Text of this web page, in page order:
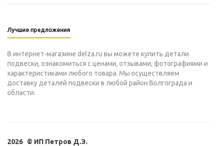
Лучшие предложения
В интернет-магазине delza.ru вы можете купить детали
подвески, ознакомиться с ценами, отзывами, фотографиями и
характеристиками любого товара. Мы осуществляем
доставку деталей подвески в любой район Волгограда и
области.
2026 © ИП Петров Д.Э.